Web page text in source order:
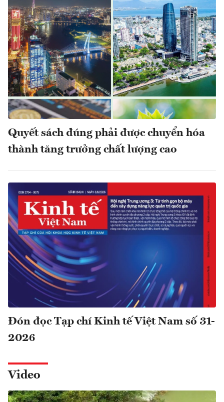
Quyết sách đúng phải được chuyển hóa
thành tăng trưởng chất lượng cao
Đón đọc Tạp chí Kinh tế Việt Nam số 31-
2026
Video